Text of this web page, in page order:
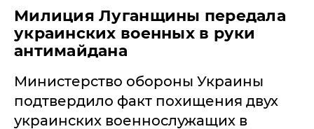
Милиция Луганщины передала
украинских военных в руки
антимайдана
Министерство обороны Украины
подтвердило факт похищения двух
украинских военнослужащих в